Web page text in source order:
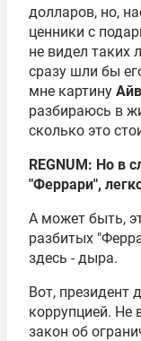
долларов, но,
ценники с
не видел таких
сразу шли бы
мне картину
разбираюсь в
сколько это
REGNUM: Но в
"Феррари",
А может быть,
разбитых
здесь - дыра.
Вот, президент
коррупцией. Не
закон об